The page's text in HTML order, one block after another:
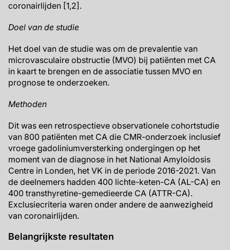
coronairlijden [1,2].
Doel van de studie
Het doel van de studie was om de prevalentie van
microvasculaire obstructie (MVO) bij patiënten met CA
in kaart te brengen en de associatie tussen MVO en
prognose te onderzoeken.
Methoden
Dit was een retrospectieve observationele cohortstudie
van 800 patiënten met CA die CMR-onderzoek inclusief
vroege gadoliniumversterking ondergingen op het
moment van de diagnose in het National Amyloidosis
Centre in Londen, het VK in de periode 2016-2021. Van
de deelnemers hadden 400 lichte-keten-CA (AL-CA) en
400 transthyretine-gemedieerde CA (ATTR-CA).
Exclusiecriteria waren onder andere de aanwezigheid
van coronairlijden.
Belangrijkste resultaten